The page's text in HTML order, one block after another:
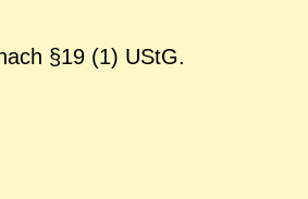
§19 (1) UStG.